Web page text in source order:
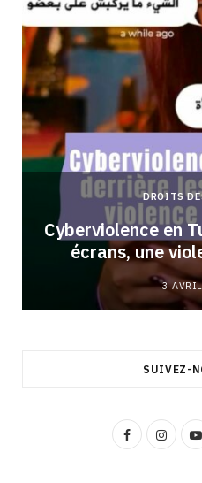
DROITS
Cyberviolence en
écrans, une
3
SUIVEZ-
F
I
Y